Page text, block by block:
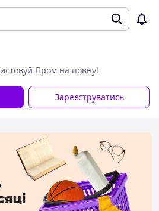
Пром на повну!
Зареєструватись